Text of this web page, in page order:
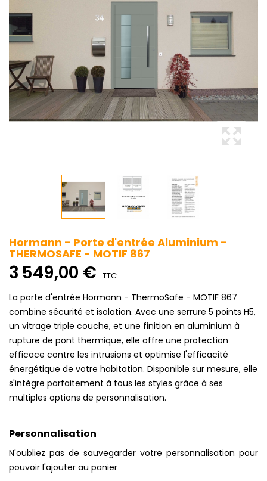
Hormann - Porte d'entrée Aluminium -
THERMOSAFE - MOTIF 867
3 549,00 € TTC
La porte d'entrée Hormann - ThermoSafe - MOTIF 867
combine sécurité et isolation. Avec une serrure 5 points H5,
un vitrage triple couche, et une finition en aluminium à
rupture de pont thermique, elle offre une protection
efficace contre les intrusions et optimise l'efficacité
énergétique de votre habitation. Disponible sur mesure, elle
s'intègre parfaitement à tous les styles grâce à ses
multiples options de personnalisation.
Personnalisation
N'oubliez pas de sauvegarder votre personnalisation pour
pouvoir l'ajouter au panier